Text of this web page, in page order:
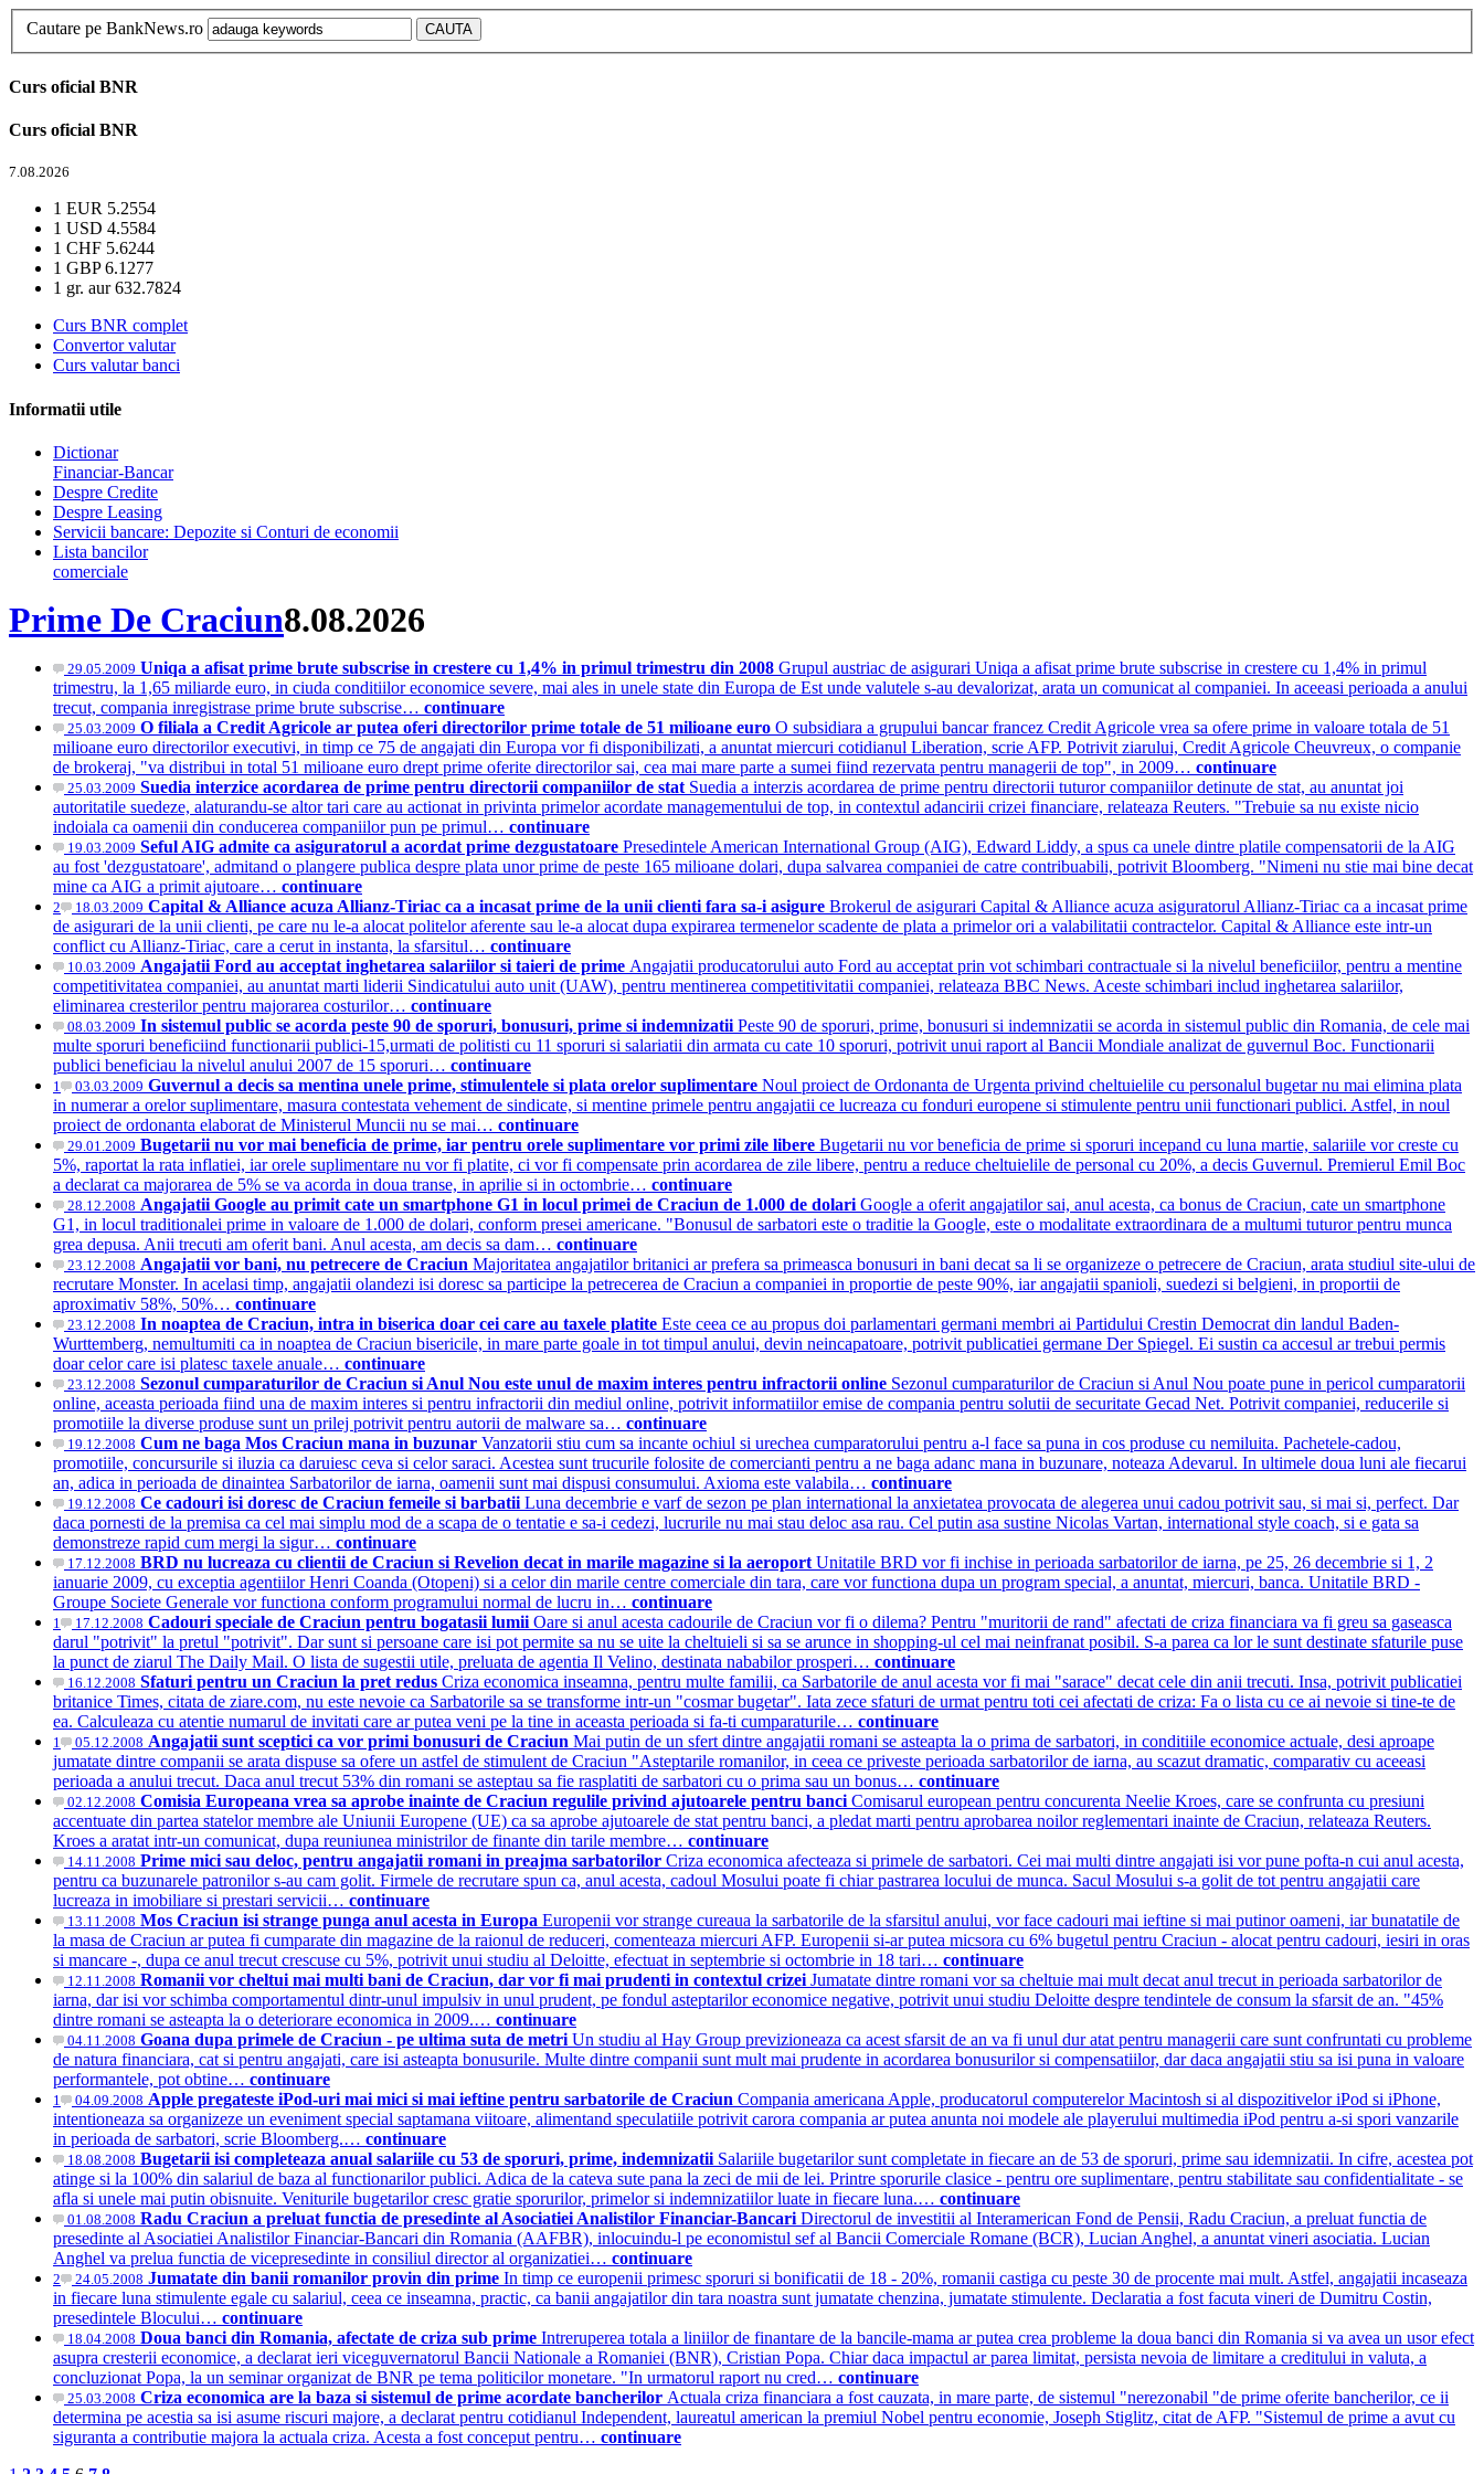
Cautare pe BankNews.ro
Curs oficial BNR
Curs oficial BNR
7.08.2026
1 EUR 5.2554
1 USD 4.5584
1 CHF 5.6244
1 GBP6.1277
1 gr. aur632.7824
Curs BNR complet
Convertor valutar
Curs valutar banci
Informatii utile
Dictionar
Financiar-Bancar
Despre Credite
Despre Leasing
Servicii bancare: Depozite si Conturi de economii
Lista bancilor
comerciale
Prime De Craciun8.08.2026
29.05.2009 Uniqa a afisat prime brute subscrise in crestere cu 1,4% in primul trimestru din 2008 Grupul austriac de asigurari Uniqa a afisat prime brute subscrise in crestere cu 1,4% in primul
trimestru, la 1,65 miliarde euro, in ciuda conditiilor economice severe, mai ales in unele state din Europa de Est unde valutele s-au devalorizat, arata un comunicat al companiei. In aceeasi perioada a anului
trecut, compania inregistrase prime brute subscrise… continuare
25.03.2009 O filiala a Credit Agricole ar putea oferi directorilor prime totale de 51 milioane euro O subsidiara a grupului bancar francez Credit Agricole vrea sa ofere prime in valoare totala de 51
milioane euro directorilor executivi, in timp ce 75 de angajati din Europa vor fi disponibilizati, a anuntat miercuri cotidianul Liberation, scrie AFP. Potrivit ziarului, Credit Agricole Cheuvreux, o companie
de brokeraj, "va distribui in total 51 milioane euro drept prime oferite directorilor sai, cea mai mare parte a sumei fiind rezervata pentru managerii de top", in 2009… continuare
25.03.2009 Suedia interzice acordarea de prime pentru directorii companiilor de stat Suedia a interzis acordarea de prime pentru directorii tuturor companiilor detinute de stat, au anuntat joi
autoritatile suedeze, alaturandu-se altor tari care au actionat in privinta primelor acordate managementului de top, in contextul adancirii crizei financiare, relateaza Reuters. "Trebuie sa nu existe nicio
indoiala ca oamenii din conducerea companiilor pun pe primul… continuare
19.03.2009 Seful AIG admite ca asiguratorul a acordat prime dezgustatoare Presedintele American International Group (AIG), Edward Liddy, a spus ca unele dintre platile compensatorii de la AIG
au fost 'dezgustatoare', admitand o plangere publica despre plata unor prime de peste 165 milioane dolari, dupa salvarea companiei de catre contribuabili, potrivit Bloomberg. "Nimeni nu stie mai bine decat
mine ca AIG a primit ajutoare… continuare
2 18.03.2009 Capital & Alliance acuza Allianz-Tiriac ca a incasat prime de la unii clienti fara sa-i asigure Brokerul de asigurari Capital & Alliance acuza asiguratorul Allianz-Tiriac ca a incasat prime
de asigurari de la unii clienti, pe care nu le-a alocat politelor aferente sau le-a alocat dupa expirarea termenelor scadente de plata a primelor ori a valabilitatii contractelor. Capital & Alliance este intr-un
conflict cu Allianz-Tiriac, care a cerut in instanta, la sfarsitul… continuare
10.03.2009 Angajatii Ford au acceptat inghetarea salariilor si taieri de prime Angajatii producatorului auto Ford au acceptat prin vot schimbari contractuale si la nivelul beneficiilor, pentru a mentine
competitivitatea companiei, au anuntat marti liderii Sindicatului auto unit (UAW), pentru mentinerea competitivitatii companiei, relateaza BBC News. Aceste schimbari includ inghetarea salariilor,
eliminarea cresterilor pentru majorarea costurilor… continuare
08.03.2009 In sistemul public se acorda peste 90 de sporuri, bonusuri, prime si indemnizatii Peste 90 de sporuri, prime, bonusuri si indemnizatii se acorda in sistemul public din Romania, de cele mai
multe sporuri beneficiind functionarii publici-15,urmati de politisti cu 11 sporuri si salariatii din armata cu cate 10 sporuri, potrivit unui raport al Bancii Mondiale analizat de guvernul Boc. Functionarii
publici beneficiau la nivelul anului 2007 de 15 sporuri… continuare
1 03.03.2009 Guvernul a decis sa mentina unele prime, stimulentele si plata orelor suplimentare Noul proiect de Ordonanta de Urgenta privind cheltuielile cu personalul bugetar nu mai elimina plata
in numerar a orelor suplimentare, masura contestata vehement de sindicate, si mentine primele pentru angajatii ce lucreaza cu fonduri europene si stimulente pentru unii functionari publici. Astfel, in noul
proiect de ordonanta elaborat de Ministerul Muncii nu se mai… continuare
29.01.2009 Bugetarii nu vor mai beneficia de prime, iar pentru orele suplimentare vor primi zile libere Bugetarii nu vor beneficia de prime si sporuri incepand cu luna martie, salariile vor creste cu
5%, raportat la rata inflatiei, iar orele suplimentare nu vor fi platite, ci vor fi compensate prin acordarea de zile libere, pentru a reduce cheltuielile de personal cu 20%, a decis Guvernul. Premierul Emil Boc
a declarat ca majorarea de 5% se va acorda in doua transe, in aprilie si in octombrie… continuare
28.12.2008 Angajatii Google au primit cate un smartphone G1 in locul primei de Craciun de 1.000 de dolari Google a oferit angajatilor sai, anul acesta, ca bonus de Craciun, cate un smartphone
G1, in locul traditionalei prime in valoare de 1.000 de dolari, conform presei americane. "Bonusul de sarbatori este o traditie la Google, este o modalitate extraordinara de a multumi tuturor pentru munca
grea depusa. Anii trecuti am oferit bani. Anul acesta, am decis sa dam… continuare
23.12.2008 Angajatii vor bani, nu petrecere de Craciun Majoritatea angajatilor britanici ar prefera sa primeasca bonusuri in bani decat sa li se organizeze o petrecere de Craciun, arata studiul site-ului de
recrutare Monster. In acelasi timp, angajatii olandezi isi doresc sa participe la petrecerea de Craciun a companiei in proportie de peste 90%, iar angajatii spanioli, suedezi si belgieni, in proportii de
aproximativ 58%, 50%… continuare
23.12.2008 In noaptea de Craciun, intra in biserica doar cei care au taxele platite Este ceea ce au propus doi parlamentari germani membri ai Partidului Crestin Democrat din landul Baden-
Wurttemberg, nemultumiti ca in noaptea de Craciun bisericile, in mare parte goale in tot timpul anului, devin neincapatoare, potrivit publicatiei germane Der Spiegel. Ei sustin ca accesul ar trebui permis
doar celor care isi platesc taxele anuale… continuare
23.12.2008 Sezonul cumparaturilor de Craciun si Anul Nou este unul de maxim interes pentru infractorii online Sezonul cumparaturilor de Craciun si Anul Nou poate pune in pericol cumparatorii
online, aceasta perioada fiind una de maxim interes si pentru infractorii din mediul online, potrivit informatiilor emise de compania pentru solutii de securitate Gecad Net. Potrivit companiei, reducerile si
promotiile la diverse produse sunt un prilej potrivit pentru autorii de malware sa… continuare
19.12.2008 Cum ne baga Mos Craciun mana in buzunar Vanzatorii stiu cum sa incante ochiul si urechea cumparatorului pentru a-l face sa puna in cos produse cu nemiluita. Pachetele-cadou,
promotiile, concursurile si iluzia ca daruiesc ceva si celor saraci. Acestea sunt trucurile folosite de comercianti pentru a ne baga adanc mana in buzunare, noteaza Adevarul. In ultimele doua luni ale fiecarui
an, adica in perioada de dinaintea Sarbatorilor de iarna, oamenii sunt mai dispusi consumului. Axioma este valabila… continuare
19.12.2008 Ce cadouri isi doresc de Craciun femeile si barbatii Luna decembrie e varf de sezon pe plan international la anxietatea provocata de alegerea unui cadou potrivit sau, si mai si, perfect. Dar
daca pornesti de la premisa ca cel mai simplu mod de a scapa de o tentatie e sa-i cedezi, lucrurile nu mai stau deloc asa rau. Cel putin asa sustine Nicolas Vartan, international style coach, si e gata sa
demonstreze rapid cum mergi la sigur… continuare
17.12.2008 BRD nu lucreaza cu clientii de Craciun si Revelion decat in marile magazine si la aeroport Unitatile BRD vor fi inchise in perioada sarbatorilor de iarna, pe 25, 26 decembrie si 1, 2
ianuarie 2009, cu exceptia agentiilor Henri Coanda (Otopeni) si a celor din marile centre comerciale din tara, care vor functiona dupa un program special, a anuntat, miercuri, banca. Unitatile BRD -
Groupe Societe Generale vor functiona conform programului normal de lucru in… continuare
1 17.12.2008 Cadouri speciale de Craciun pentru bogatasii lumii Oare si anul acesta cadourile de Craciun vor fi o dilema? Pentru "muritorii de rand" afectati de criza financiara va fi greu sa gaseasca
darul "potrivit" la pretul "potrivit". Dar sunt si persoane care isi pot permite sa nu se uite la cheltuieli si sa se arunce in shopping-ul cel mai neinfranat posibil. S-a parea ca lor le sunt destinate sfaturile puse
la punct de ziarul The Daily Mail. O lista de sugestii utile, preluata de agentia Il Velino, destinata nababilor prosperi… continuare
16.12.2008 Sfaturi pentru un Craciun la pret redus Criza economica inseamna, pentru multe familii, ca Sarbatorile de anul acesta vor fi mai "sarace" decat cele din anii trecuti. Insa, potrivit publicatiei
britanice Times, citata de ziare.com, nu este nevoie ca Sarbatorile sa se transforme intr-un "cosmar bugetar". Iata zece sfaturi de urmat pentru toti cei afectati de criza: Fa o lista cu ce ai nevoie si tine-te de
ea. Calculeaza cu atentie numarul de invitati care ar putea veni pe la tine in aceasta perioada si fa-ti cumparaturile… continuare
1 05.12.2008 Angajatii sunt sceptici ca vor primi bonusuri de Craciun Mai putin de un sfert dintre angajatii romani se asteapta la o prima de sarbatori, in conditiile economice actuale, desi aproape
jumatate dintre companii se arata dispuse sa ofere un astfel de stimulent de Craciun "Asteptarile romanilor, in ceea ce priveste perioada sarbatorilor de iarna, au scazut dramatic, comparativ cu aceeasi
perioada a anului trecut. Daca anul trecut 53% din romani se asteptau sa fie rasplatiti de sarbatori cu o prima sau un bonus… continuare
02.12.2008 Comisia Europeana vrea sa aprobe inainte de Craciun regulile privind ajutoarele pentru banci Comisarul european pentru concurenta Neelie Kroes, care se confrunta cu presiuni
accentuate din partea statelor membre ale Uniunii Europene (UE) ca sa aprobe ajutoarele de stat pentru banci, a pledat marti pentru aprobarea noilor reglementari inainte de Craciun, relateaza Reuters.
Kroes a aratat intr-un comunicat, dupa reuniunea ministrilor de finante din tarile membre… continuare
14.11.2008 Prime mici sau deloc, pentru angajatii romani in preajma sarbatorilor Criza economica afecteaza si primele de sarbatori. Cei mai multi dintre angajati isi vor pune pofta-n cui anul acesta,
pentru ca buzunarele patronilor s-au cam golit. Firmele de recrutare spun ca, anul acesta, cadoul Mosului poate fi chiar pastrarea locului de munca. Sacul Mosului s-a golit de tot pentru angajatii care
lucreaza in imobiliare si prestari servicii… continuare
13.11.2008 Mos Craciun isi strange punga anul acesta in Europa Europenii vor strange cureaua la sarbatorile de la sfarsitul anului, vor face cadouri mai ieftine si mai putinor oameni, iar bunatatile de
la masa de Craciun ar putea fi cumparate din magazine de la raionul de reduceri, comenteaza miercuri AFP. Europenii si-ar putea micsora cu 6% bugetul pentru Craciun - alocat pentru cadouri, iesiri in oras
si mancare -, dupa ce anul trecut crescuse cu 5%, potrivit unui studiu al Deloitte, efectuat in septembrie si octombrie in 18 tari… continuare
12.11.2008 Romanii vor cheltui mai multi bani de Craciun, dar vor fi mai prudenti in contextul crizei Jumatate dintre romani vor sa cheltuie mai mult decat anul trecut in perioada sarbatorilor de
iarna, dar isi vor schimba comportamentul dintr-unul impulsiv in unul prudent, pe fondul asteptarilor economice negative, potrivit unui studiu Deloitte despre tendintele de consum la sfarsit de an. "45%
dintre romani se asteapta la o deteriorare economica in 2009.… continuare
04.11.2008 Goana dupa primele de Craciun - pe ultima suta de metri Un studiu al Hay Group previzioneaza ca acest sfarsit de an va fi unul dur atat pentru managerii care sunt confruntati cu probleme
de natura financiara, cat si pentru angajati, care isi asteapta bonusurile. Multe dintre companii sunt mult mai prudente in acordarea bonusurilor si compensatiilor, dar daca angajatii stiu sa isi puna in valoare
performantele, pot obtine… continuare
1 04.09.2008 Apple pregateste iPod-uri mai mici si mai ieftine pentru sarbatorile de Craciun Compania americana Apple, producatorul computerelor Macintosh si al dispozitivelor iPod si iPhone,
intentioneaza sa organizeze un eveniment special saptamana viitoare, alimentand speculatiile potrivit carora compania ar putea anunta noi modele ale playerului multimedia iPod pentru a-si spori vanzarile
in perioada de sarbatori, scrie Bloomberg.… continuare
18.08.2008 Bugetarii isi completeaza anual salariile cu 53 de sporuri, prime, indemnizatii Salariile bugetarilor sunt completate in fiecare an de 53 de sporuri, prime sau idemnizatii. In cifre, acestea pot
atinge si la 100% din salariul de baza al functionarilor publici. Adica de la cateva sute pana la zeci de mii de lei. Printre sporurile clasice - pentru ore suplimentare, pentru stabilitate sau confidentialitate - se
afla si unele mai putin obisnuite. Veniturile bugetarilor cresc gratie sporurilor, primelor si indemnizatiilor luate in fiecare luna.… continuare
01.08.2008 Radu Craciun a preluat functia de presedinte al Asociatiei Analistilor Financiar-Bancari Directorul de investitii al Interamerican Fond de Pensii, Radu Craciun, a preluat functia de
presedinte al Asociatiei Analistilor Financiar-Bancari din Romania (AAFBR), inlocuindu-l pe economistul sef al Bancii Comerciale Romane (BCR), Lucian Anghel, a anuntat vineri asociatia. Lucian
Anghel va prelua functia de vicepresedinte in consiliul director al organizatiei… continuare
2 24.05.2008 Jumatate din banii romanilor provin din prime In timp ce europenii primesc sporuri si bonificatii de 18 - 20%, romanii castiga cu peste 30 de procente mai mult. Astfel, angajatii incaseaza
in fiecare luna stimulente egale cu salariul, ceea ce inseamna, practic, ca banii angajatilor din tara noastra sunt jumatate chenzina, jumatate stimulente. Declaratia a fost facuta vineri de Dumitru Costin,
presedintele Blocului… continuare
18.04.2008 Doua banci din Romania, afectate de criza sub prime Intreruperea totala a liniilor de finantare de la bancile-mama ar putea crea probleme la doua banci din Romania si va avea un usor efect
asupra cresterii economice, a declarat ieri viceguvernatorul Bancii Nationale a Romaniei (BNR), Cristian Popa. Chiar daca impactul ar parea limitat, persista nevoia de limitare a creditului in valuta, a
concluzionat Popa, la un seminar organizat de BNR pe tema politicilor monetare. "In urmatorul raport nu cred… continuare
25.03.2008 Criza economica are la baza si sistemul de prime acordate bancherilor Actuala criza financiara a fost cauzata, in mare parte, de sistemul "nerezonabil "de prime oferite bancherilor, ce ii
determina pe acestia sa isi asume riscuri majore, a declarat pentru cotidianul Independent, laureatul american la premiul Nobel pentru economie, Joseph Stiglitz, citat de AFP. "Sistemul de prime a avut cu
siguranta a contributie majora la actuala criza. Acesta a fost conceput pentru… continuare